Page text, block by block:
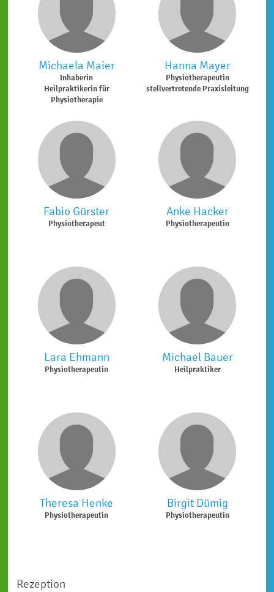
Michaela Maier
Inhaberin
Heilpraktikerin für
Physiotherapie
Hanna Mayer
Physiotherapeutin
stellvertretende Praxisleitung
Fabio Gürster
Physiotherapeut
Anke Hacker
Physiotherapeutin
Lara Ehmann
Physiotherapeutin
Michael Bauer
Heilpraktiker
Theresa Henke
Physiotherapeutin
Birgit Dümig
Physiotherapeutin
Rezeption